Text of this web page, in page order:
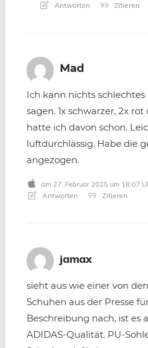
Antworten Zitieren
Mad
Ich kann nichts
sagen. 1x schwarzer, 2x
hatte ich davon schon.
luftdurchlässig. Habe die
angezogen.
am 27. Februar 2025 um 18:07
Antworten Zitieren
jamax
sieht aus wie einer von
Schuhen aus der Presse
Beschreibung nach, ist es
ADIDAS-Qualität. PU-